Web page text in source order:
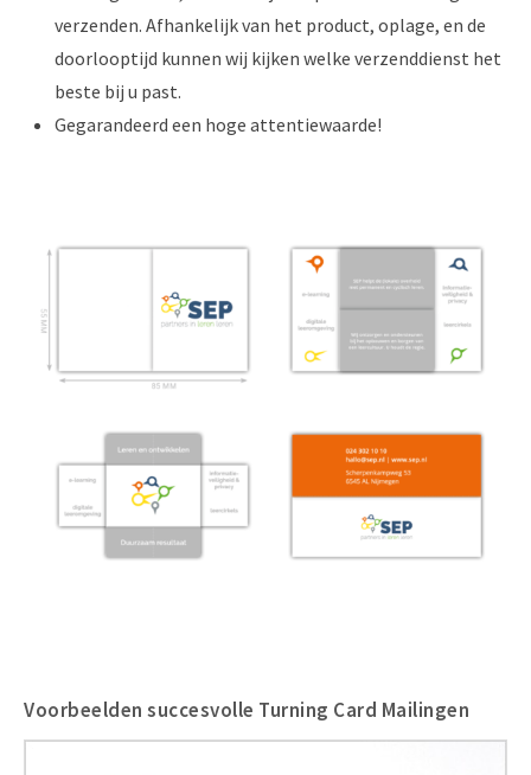
verzenden. Afhankelijk van het product, oplage, en de
doorlooptijd kunnen wij kijken welke verzenddienst het
beste bij u past.
Gegarandeerd een hoge attentiewaarde!
Voorbeelden succesvolle Turning Card Mailingen